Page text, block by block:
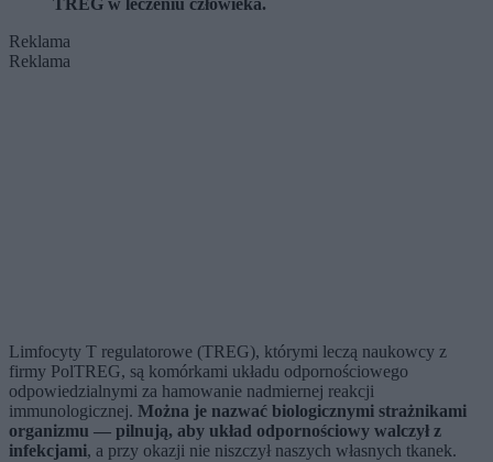
TREG w leczeniu człowieka.
Reklama
Reklama
Limfocyty T regulatorowe (TREG), którymi leczą naukowcy z
firmy PolTREG, są komórkami układu odpornościowego
odpowiedzialnymi za hamowanie nadmiernej reakcji
immunologicznej. Można je nazwać biologicznymi strażnikami
organizmu — pilnują, aby układ odpornościowy walczył z
infekcjami, a przy okazji nie niszczył naszych własnych tkanek.